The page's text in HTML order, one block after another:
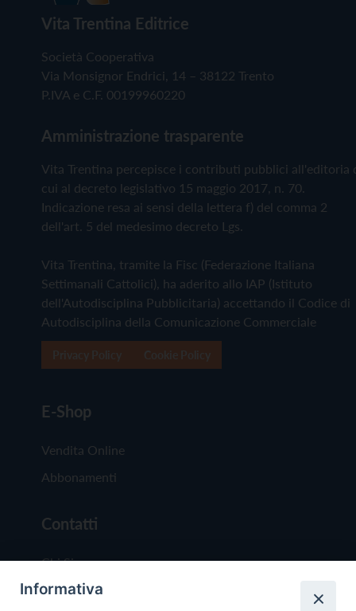
Vita Trentina Editrice
Società Cooperativa
Via Monsignor Endrici, 14 – 38122 Trento
P.IVA e C.F. 00199960220
Amministrazione trasparente
Vita Trentina percepisce i contributi pubblici all'editoria
cui al decreto legislativo 15 maggio 2017, n. 70.
Indicazione resa ai sensi della lettera f) del comma 2
dell'art. 5 del medesimo decreto Lgs.
Vita Trentina, tramite la Fisc (Federazione Italiana
Settimanali Cattolici), ha aderito allo IAP (Istituto
dell'Autodisciplina Pubblicitaria) accettando il Codice di
Autodisciplina della Comunicazione Commerciale
E-Shop
Vendita Online
Abbonamenti
Contatti
Chi Siamo
Redazione
Informativa